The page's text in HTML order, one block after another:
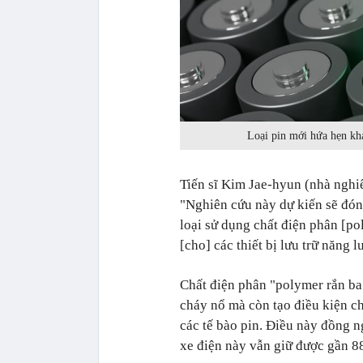
Loại pin mới hứa hẹn
Tiến sĩ Kim Jae-hyun (nhà
"Nghiên cứu này dự kiến sẽ
loại sử dụng chất điện phân
[cho] các thiết bị lưu trữ năng
Chất điện phân "polymer rắn
cháy nổ mà còn tạo điều kiện
các tế bào pin. Điều này đồng
xe điện này vẫn giữ được gần